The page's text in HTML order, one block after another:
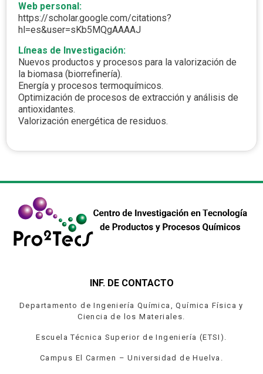
Web personal:
https://scholar.google.com/citations?
hl=es&user=sKb5MQgAAAAJ
Líneas de Investigación:
Nuevos productos y procesos para la valorización de
la biomasa (biorrefinería).
Energía y procesos termoquímicos.
Optimización de procesos de extracción y análisis de
antioxidantes.
Valorización energética de residuos.
INF. DE CONTACTO
Departamento de Ingeniería Química, Química Física y
Ciencia de los Materiales.
Escuela Técnica Superior de Ingeniería (ETSI).
Campus El Carmen – Universidad de Huelva.